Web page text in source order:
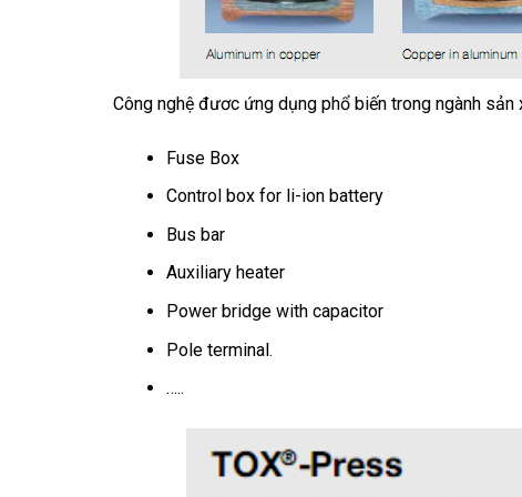
Công nghệ đươc ứng dụng phổ biến trong ngành sản
Fuse Box
Control box for li-ion battery
Bus bar
Auxiliary heater
Power bridge with capacitor
Pole terminal.
…..